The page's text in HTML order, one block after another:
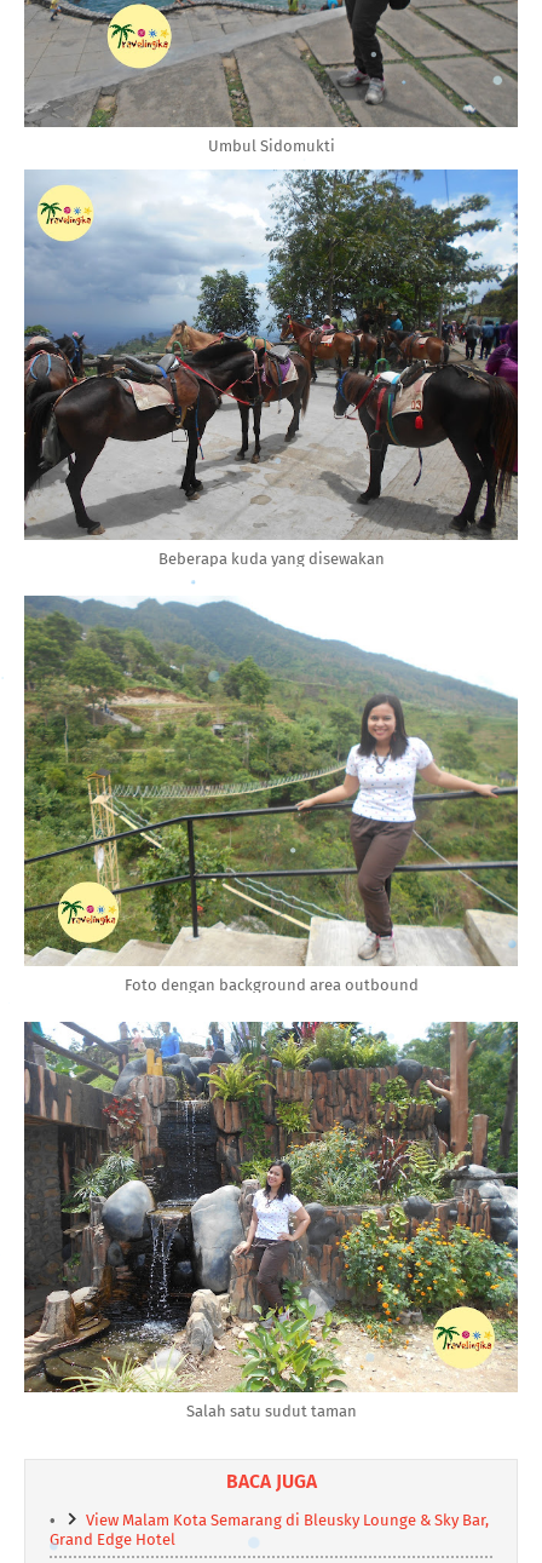
Umbul Sidomukti
Beberapa kuda yang disewakan
Foto dengan background area outbound
Salah satu sudut taman
BACA JUGA
View Malam Kota Semarang di Bleusky Lounge & Sky Bar,
Grand Edge Hotel